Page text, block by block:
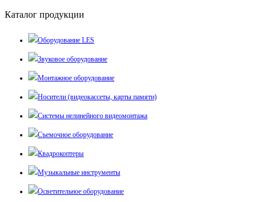
Каталог продукции
Оборудование LES
Звуковое оборудование
Монтажное оборудование
Носители (видеокассеты, карты памяти)
Системы нелинейного видеомонтажа
Съемочное оборудование
Квадрокоптеры
Музыкальные инструменты
Осветительное оборудование